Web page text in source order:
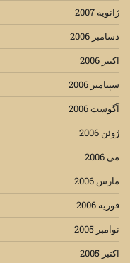
ژانویه 2007
دسامبر 2006
اکتبر 2006
سپتامبر 2006
آگوست 2006
ژوئن 2006
می 2006
مارس 2006
فوریه 2006
نوامبر 2005
اکتبر 2005